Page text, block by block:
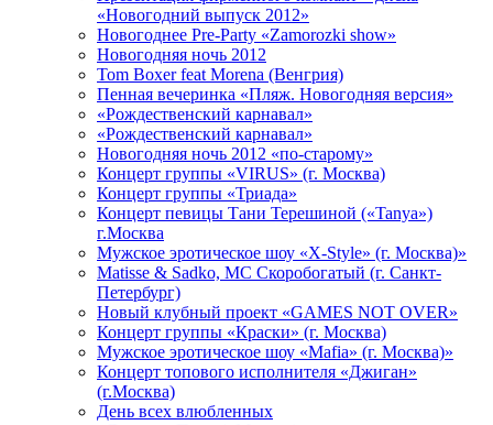
«Новогодний выпуск 2012»
Новогоднее Pre-Party «Zamorozki show»
Новогодняя ночь 2012
Tom Boxer feat Morena (Венгрия)
Пенная вечеринка «Пляж. Новогодняя версия»
«Рождественский карнавал»
«Рождественский карнавал»
Новогодняя ночь 2012 «по-старому»
Концерт группы «VIRUS» (г. Москва)
Концерт группы «Триада»
Концерт певицы Тани Терешиной («Tanya»)
г.Москва
Мужское эротическое шоу «X-Style» (г. Москва)»
Matissе & Sadko, MC Скоробогатый (г. Санкт-
Петербург)
Новый клубный проект «GAMES NOT OVER»
Концерт группы «Краски» (г. Москва)
Мужское эротическое шоу «Mafia» (г. Москва)»
Концерт топового исполнителя «Джиган»
(г.Москва)
День всех влюбленных